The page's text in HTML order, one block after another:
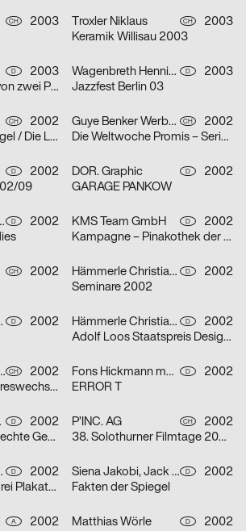
CH
2003
Troxler Niklaus CH
2003
Keramik Willisau 2003
D
2003
Denke Krieg, Serie von zwei Plakaten
Wagenbreth Henning D
2003
Jazzfest Berlin 03
CH
2002
Der Spiegel im Spiegel / Die Leiden des Jungwerdens / Die Muse mit der scharfen Zunge – Serie von dr
Guye Benker Werbeagentur AG BSW CH
2002
Die Weltwoche Promis – Serie von drei Plakaten
D
2002
09
DOR. Graphic D
2002
GARAGE PANKOW
D
2002
KMS Team GmbH D
2002
Kampagne – Pinakothek der Moderne – Serie von zwei Plakaten
CH
2002
Hämmerle Christiane, Timo Thurner D
2002
Seminare 2002
D
2002
Hämmerle Christiane, Timo Thurner D
2002
Adolf Loos Staatspreis Design 2001
Bissig, Ibrahim Hasan CH
2002
Denkzettel zum Jahreswechsel: Letztes Abendmahl / Ohne Ausnahme / o. T. – Serie von drei Plakaten
Fons Hickmann m23 D
2002
ERROR T
Loesch D
2002
Anschläge gegen Rechte Gewalt
P’INC. AG CH
2002
38. Solothurner Filmtage 2003 – Serie von zwei Plakaten
GmbH D
2002
Power – Serie von drei Plakaten
Siena Jakobi, Jack Kraska, Niels Verhaag D
2002
Fakten der Spiegel
A
2002
Matthias Wörle D
2002